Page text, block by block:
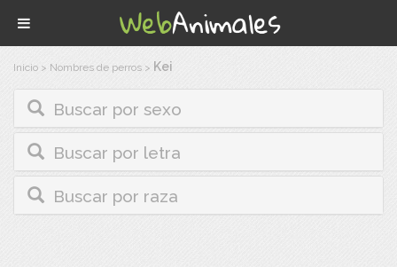
Inicio > Nombres de perros > Kei
Buscar por sexo
Buscar por letra
Buscar por raza